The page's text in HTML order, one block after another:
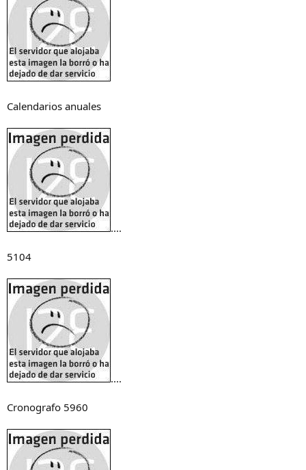
Calendarios anuales
....
5104
....
Cronografo 5960